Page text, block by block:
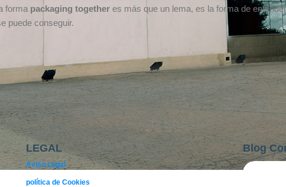
forma packaging togetheres más que un lema, es la forma de
puede conseguir.
LEGAL
Aviso Legal
política de Cookies
Blog